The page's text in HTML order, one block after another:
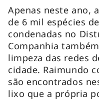
Apenas neste ano,
de 6 mil espécies
condenadas no
Companhia
limpeza das redes
cidade. Raimundo
são encontrados
lixo que a própria